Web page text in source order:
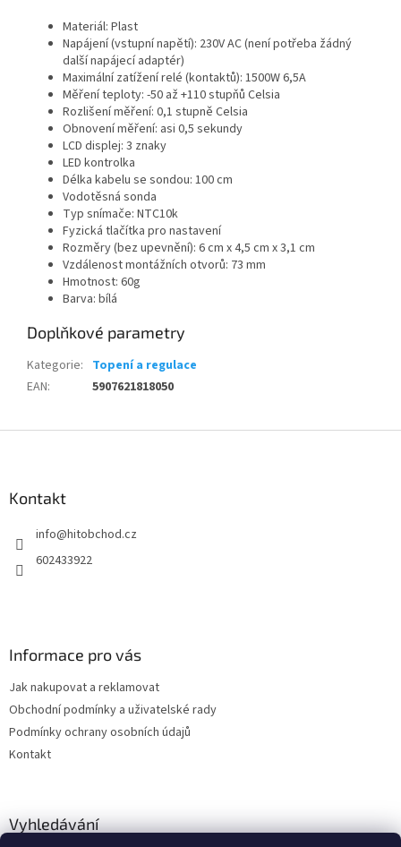
Materiál: Plast
Napájení (vstupní napětí): 230V AC (není potřeba žádný
další napájecí adaptér)
Maximální zatížení relé (kontaktů): 1500W 6,5A
Měření teploty: -50 až +110 stupňů Celsia
Rozlišení měření: 0,1 stupně Celsia
Obnovení měření: asi 0,5 sekundy
LCD displej: 3 znaky
LED kontrolka
Délka kabelu se sondou: 100 cm
Vodotěsná sonda
Typ snímače: NTC10k
Fyzická tlačítka pro nastavení
Rozměry (bez upevnění): 6 cm x 4,5 cm x 3,1 cm
Vzdálenost montážních otvorů: 73 mm
Hmotnost: 60g
Barva: bílá
Doplňkové parametry
Kategorie: Topení a regulace
EAN: 5907621818050
Kontakt
info@hitobchod.cz
602433922
Informace pro vás
Jak nakupovat a reklamovat
Obchodní podmínky a uživatelské rady
Podmínky ochrany osobních údajů
Kontakt
Vyhledávání